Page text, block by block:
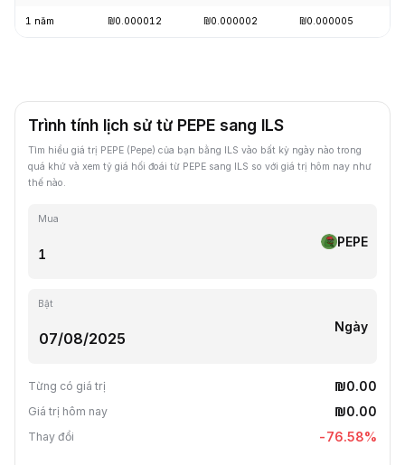
1 năm ₪0.000012 ₪0.000002 ₪0.000005
Trình tính lịch sử từ PEPE sang ILS
Tìm hiểu giá trị PEPE (Pepe) của bạn bằng ILS vào bất kỳ ngày nào trong
quá khứ và xem tỷ giá hối đoái từ PEPE sang ILS so với giá trị hôm nay như
thế nào.
Mua
PEPE
Bật
Ngày
Từng có giá trị ₪0.00
Giá trị hôm nay ₪0.00
Thay đổi -76.58%